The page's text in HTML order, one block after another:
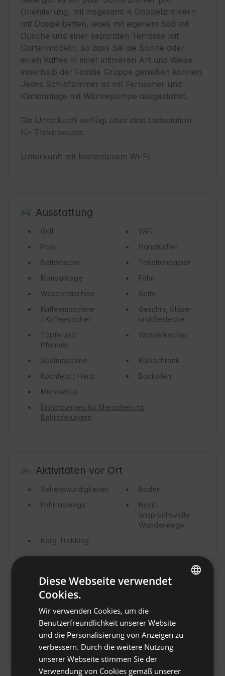
Orientierung, mit insgesamt 4 Doppelzimmern
mit Doppelbetten, jedes mit eigenem Bad mit
Dusche und einer separaten Terrasse mit
Gartenmöbeln, so dass Sie die Sonne oder
einen Kaffee in einer intimeren Art und Weise
innerhalb der Familie Gruppe genießen können.
Jedes Schlafzimmer ist mit Fernseher und
Klimaanlage mit Wärmepumpe ausgestattet.
Die Unterkunft verfügt über eine Ladestation
für Elektroautos.
Unterkunft mit kostenlosem Wi-Fi.
Ausstattung
Grill
WiFi
Pool
Handtücher
Bettwäsche
Toilettenpapier
Klimaanlage
Föhn
Waschmaschine
Seife
Kaffeemaschine
/ Kaffeekocher
Geschirr, Gläser
und Bestecke
Töpfe und
Pfannen
Wasserkocher
Spülmaschine
Kühlschrank
Kochfeld / Herd
Backofen
Mikrowelle
Einrichtungen für Menschen mit
Behinderungen
Aktivitäten vor Ort
Sehenswürdigkeiten
Baden
Fahrradwege
Nicht-
anspruchsvolle
Wanderwege
Berg-Trekking
Umgebung
Stadt / Dorf
See
Wald
Berge
Meer
GERMAN
Diese Webseite verwendet
Cookies.
Wir verwenden Cookies, um die
Benutzerfreundlichkeit unserer Website
und die Personalisierung von Anzeigen zu
verbessern. Durch die weitere Nutzung
unserer Webseite stimmen Sie der
Verwendung von Cookies gemäß unserer